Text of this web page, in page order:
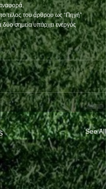
τέλος του άρθρου ως “Πηγή”
σημεία υπάρχει ενεργός
See All